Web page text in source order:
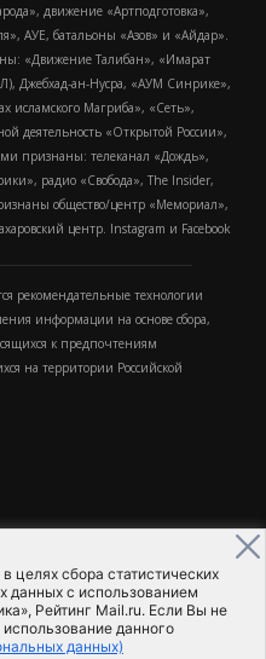
целях сбора статистических
данных с использованием
Рейтинг Mail.ru. Если Вы не
данного
данных)
движение «Артподготовка»,
АУЕ, батальоны «Азов» и «Айдар».
«Движение Талибан», «Имарат
Джебхад-ан-Нусра, «АУМ Синрике»,
исламского Магриба», «Сеть»,
деятельность «Открытой России»,
признаны: телеканал «Дождь»,
радио «Свобода», The Insider,
общество/центр «Мемориал»,
центр. Instagram и Facebook
рекомендательные технологии
информации на основе сбора,
к предпочтениям
на территории Российской
МедиаПоток